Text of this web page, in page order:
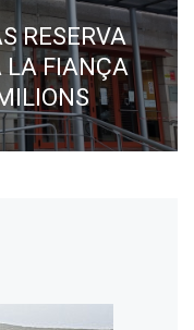
RESERVA
LA FIANÇA